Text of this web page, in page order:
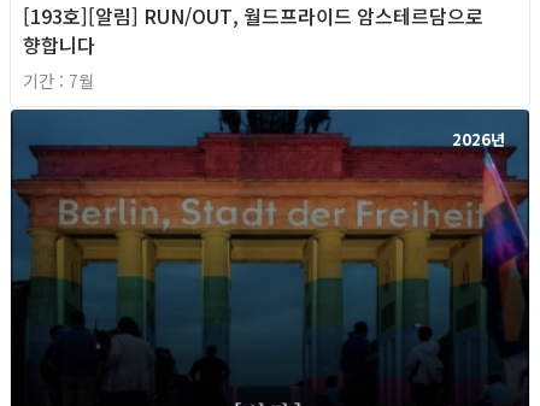
[193호][알림] RUN/OUT, 월드프라이드 암스테르담으로
향합니다
기간 : 7월
2026년